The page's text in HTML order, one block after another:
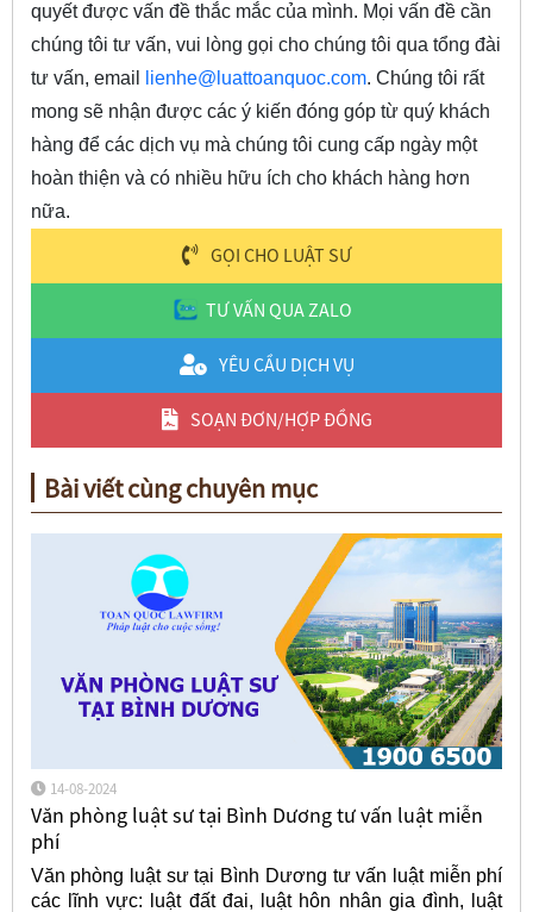
quyết được vấn đề thắc mắc của mình. Mọi vấn đề cần
chúng tôi tư vấn, vui lòng gọi cho chúng tôi qua tổng đài
tư vấn, email
lienhe@luattoanquoc.com. Chúng tôi rất
mong sẽ nhận được các ý kiến đóng góp từ quý khách
hàng để các dịch vụ mà chúng tôi cung cấp ngày một
hoàn thiện và có nhiều hữu ích cho khách hàng hơn
nữa.
GỌI CHO LUẬT SƯ
TƯ VẤN QUA ZALO
YÊU CẦU DỊCH VỤ
SOẠN ĐƠN/HỢP ĐỒNG
Bài viết cùng chuyên mục
14-08-2024
Văn phòng luật sư tại Bình Dương tư vấn luật miễn
phí
Văn phòng luật sư tại Bình Dương tư vấn luật miễn phí
các lĩnh vực: luật đất đai, luật hôn nhân gia đình, luật